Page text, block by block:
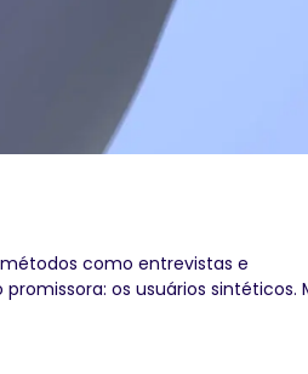
como entrevistas e
os usuários sintéticos.